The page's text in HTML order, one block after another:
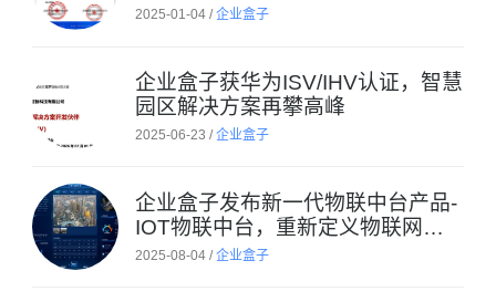
2025-01-04 /企业盒子
企业盒子获华为ISV/IHV认证，智慧
园区解决方案再攀高峰
2025-06-23 /企业盒子
企业盒子发布新一代物联中台产品-
IOT物联中台，重新定义物联网设
备管理性价比
2025-08-04 /企业盒子